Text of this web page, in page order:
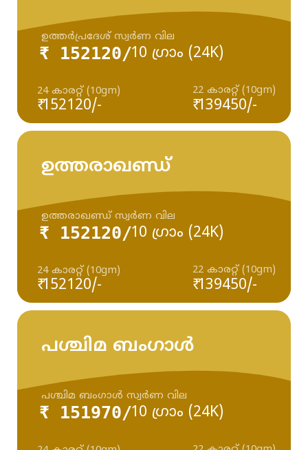
₹ 152120/10 ഗ്രാം (24K)
₹ 152120/-
24 കാരറ്റ് (10gm) 22 കാരറ്റ് (10gm)
ഉത്തർപ്രദേശ് സ്വർണ വില
₹ 139450/-
ഉത്തരാഖണ്ഡ്
₹ 152120/10 ഗ്രാം (24K)
₹ 152120/-
24 കാരറ്റ് (10gm) 22 കാരറ്റ് (10gm)
ഉത്തരാഖണ്ഡ് സ്വർണ വില
₹ 139450/-
പശ്ചിമ ബംഗാൾ
₹ 151970/10 ഗ്രാം (24K)
പശ്ചിമ ബംഗാൾ സ്വർണ വില